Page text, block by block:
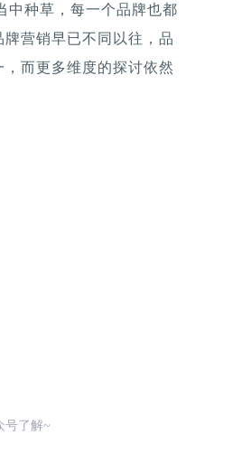
中种草，每一个品牌也都
营销早已不同以往，品
而更多维度的探讨依然
号了解~